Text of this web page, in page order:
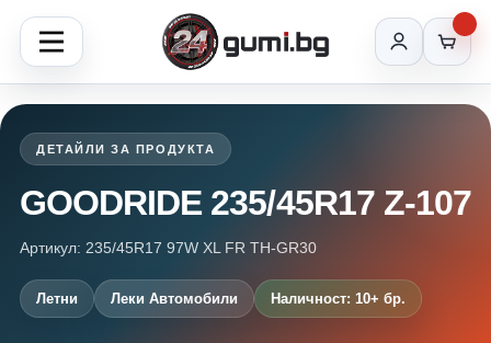
ДЕТАЙЛИ ЗА ПРОДУКТА
GOODRIDE 235/45R17 Z-107
Артикул: 235/45R17 97W XL FR TH-GR30
Летни Леки Автомобили Наличност: 10+ бр.